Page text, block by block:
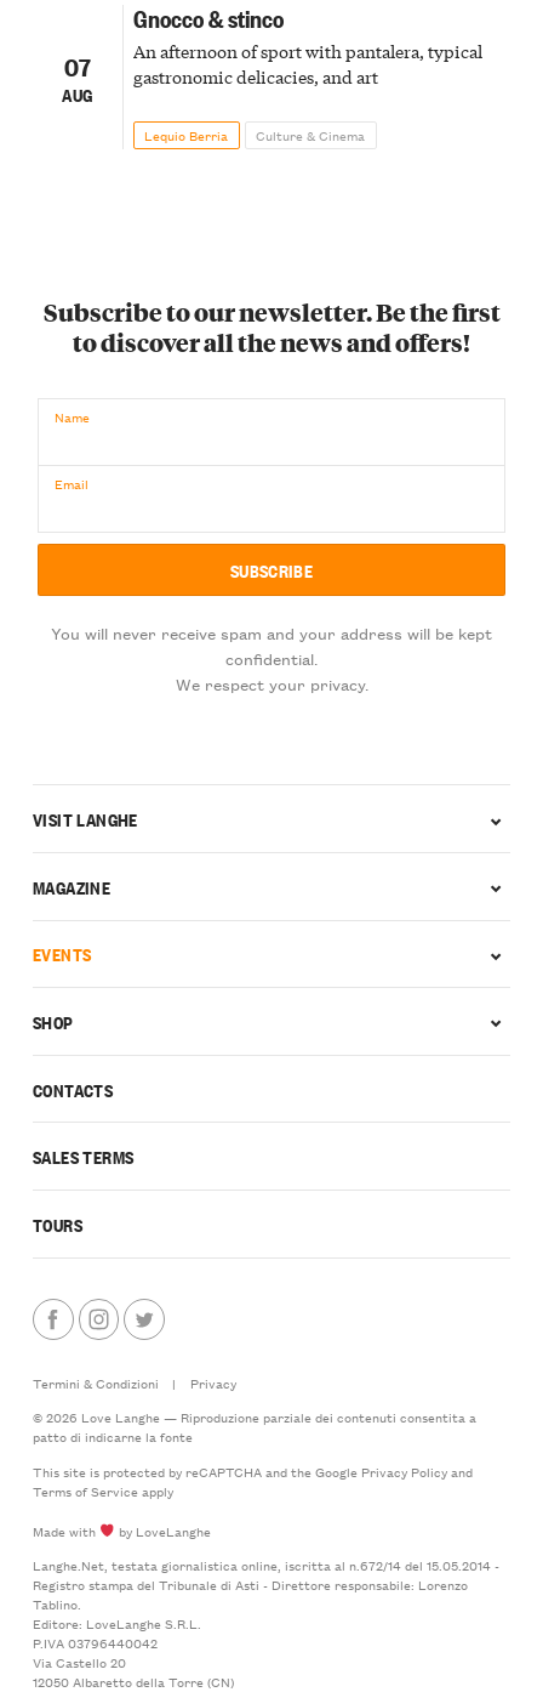
07
AUG
Gnocco & stinco
An afternoon of sport with pantalera, typical
gastronomic delicacies, and art
Lequio Berria Culture & Cinema
Subscribe to our newsletter. Be the first
to discover all the news and offers!
Name
Email
You will never receive spam and your address will be kept
confidential.
We respect your privacy.
CONTACTS
SALES TERMS
TOURS
VISIT LANGHE
MAGAZINE
EVENTS
SHOP
Termini & Condizioni |
Privacy
© 2026 Love Langhe — Riproduzione parziale dei contenuti consentita a
patto di indicarne la fonte
This site is protected by reCAPTCHA and the Google Privacy Policyand
Terms of Serviceapply
Made with
by LoveLanghe
Langhe.Net, testata giornalistica online, iscritta al n.672/14 del 15.05.2014 -
Registro stampa del Tribunale di Asti - Direttore responsabile: Lorenzo
Tablino.
Editore: LoveLanghe S.R.L.
P.IVA 03796440042
Via Castello 20
12050 Albaretto della Torre (CN)